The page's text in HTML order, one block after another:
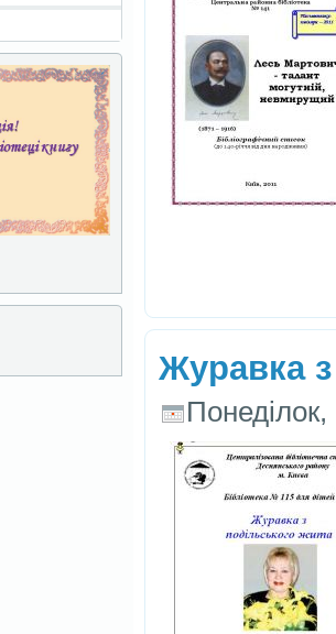
Журавка з
Понеділок,